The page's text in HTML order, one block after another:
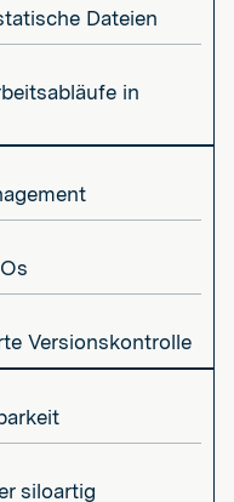
Dateien
in
Versionskontrolle
siloartig